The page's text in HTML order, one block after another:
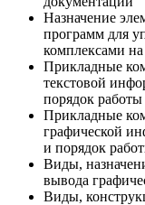
Назначение
программ для
комплексами на
Прикладные
текстовой
порядок
Прикладные
графической
и порядок
Виды,
вывода
Виды,